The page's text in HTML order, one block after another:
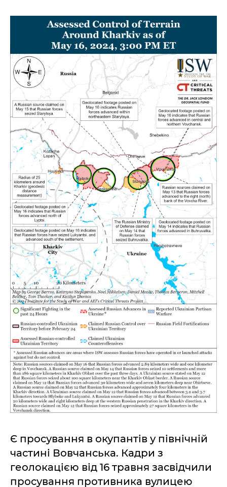
Є просування в окупантів у північній
частині Вовчанська. Кадри з
геолокацією від 16 травня засвідчили
просування противника вулицею